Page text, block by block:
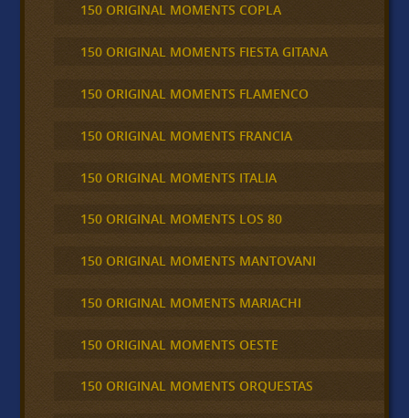
150 ORIGINAL MOMENTS COPLA
150 ORIGINAL MOMENTS FIESTA GITANA
150 ORIGINAL MOMENTS FLAMENCO
150 ORIGINAL MOMENTS FRANCIA
150 ORIGINAL MOMENTS ITALIA
150 ORIGINAL MOMENTS LOS 80
150 ORIGINAL MOMENTS MANTOVANI
150 ORIGINAL MOMENTS MARIACHI
150 ORIGINAL MOMENTS OESTE
150 ORIGINAL MOMENTS ORQUESTAS